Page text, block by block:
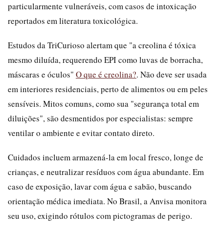
particularmente vulneráveis, com casos de intoxicação
reportados em literatura toxicológica.
Estudos da TriCurioso alertam que "a creolina é tóxica
mesmo diluída, requerendo EPI como luvas de borracha,
máscaras e óculos" O que é creolina?. Não deve ser usada
em interiores residenciais, perto de alimentos ou em peles
sensíveis. Mitos comuns, como sua "segurança total em
diluições", são desmentidos por especialistas: sempre
ventilar o ambiente e evitar contato direto.
Cuidados incluem armazená-la em local fresco, longe de
crianças, e neutralizar resíduos com água abundante. Em
caso de exposição, lavar com água e sabão, buscando
orientação médica imediata. No Brasil, a Anvisa monitora
seu uso, exigindo rótulos com pictogramas de perigo.